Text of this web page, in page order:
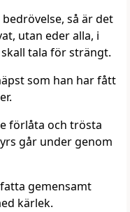
så är det
utan eder alla, i
tala för strängt.
som han har fått
förlåta och trösta
går under genom
gemensamt
kärlek.